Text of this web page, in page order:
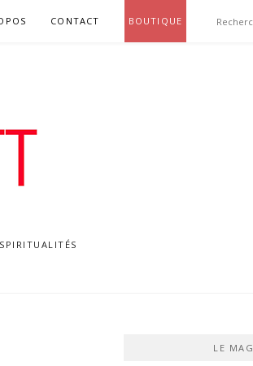
CONTACT BOUTIQUE
LE MAG